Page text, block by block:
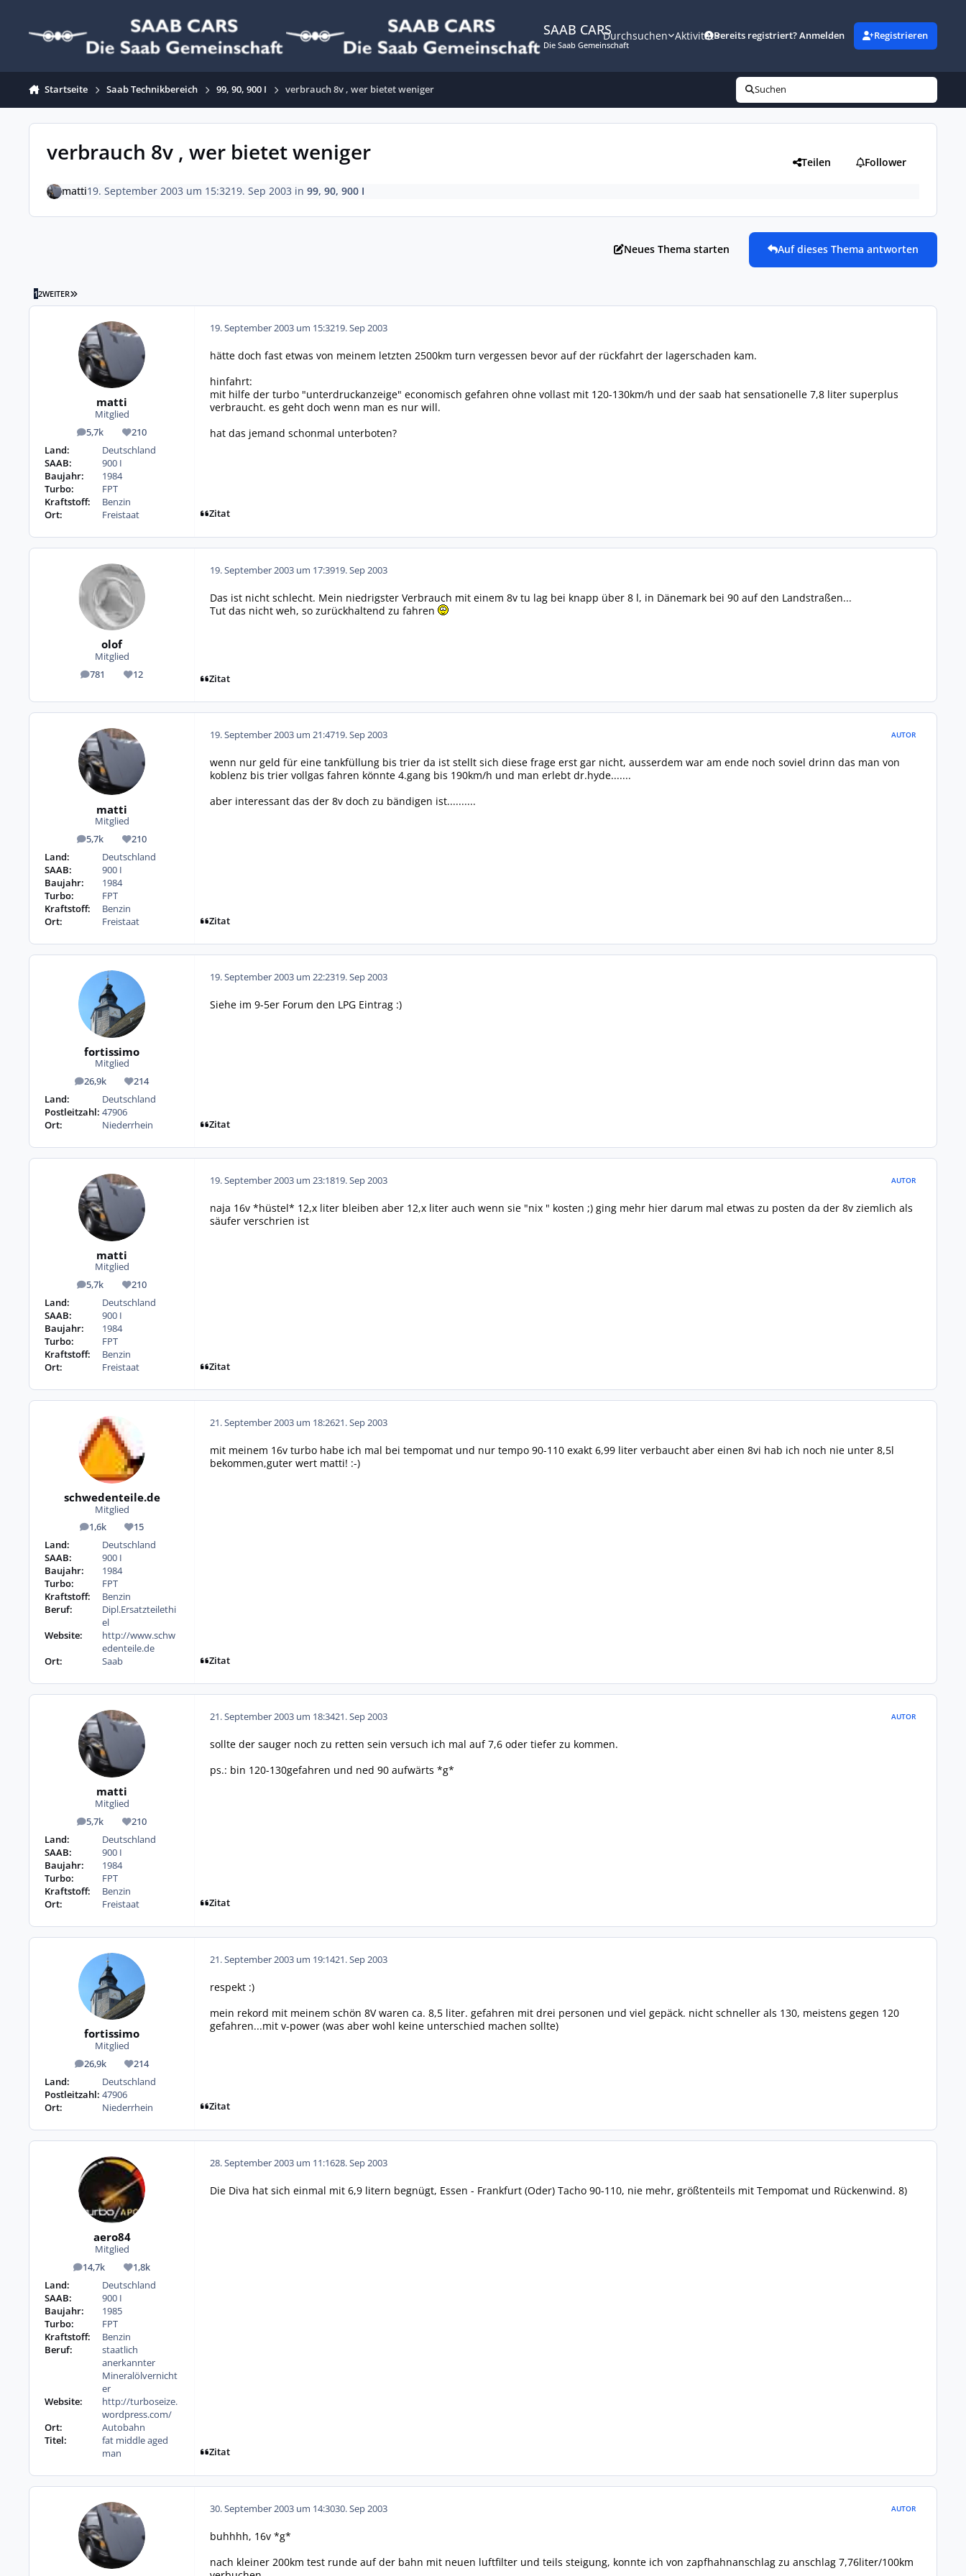
SAAB CARS
Die Saab Gemeinschaft
Durchsuchen AktivitätBereits registriert? Anmelden Registrieren
Startseite Saab Technikbereich 99, 90, 900 I verbrauch 8v , wer bietet weniger Suchen
verbrauch 8v , wer bietet weniger Teilen Follower
matti19. September 2003 um 15:3219. Sep 2003 in 99, 90, 900 I
Neues Thema starten Auf dieses Thema antworten
12WEITER LETZTE SEITE
matti
Mitglied
5,7k
Beiträge 210
Reputation
Land:
Deutschland
SAAB:
900 I
Baujahr:
1984
Turbo:
FPT
Kraftstoff:
Benzin
Ort:
Freistaat
19. September 2003 um 15:3219. Sep 2003
hätte doch fast etwas von meinem letzten 2500km turn vergessen bevor auf der rückfahrt der lagerschaden kam.
hinfahrt:
mit hilfe der turbo "unterdruckanzeige" economisch gefahren ohne vollast mit 120-130km/h und der saab hat sensationelle 7,8 liter superplus
verbraucht. es geht doch wenn man es nur will.
hat das jemand schonmal unterboten?
Zitat
olof
Mitglied
781
Beiträge 12
Reputation
19. September 2003 um 17:3919. Sep 2003
Das ist nicht schlecht. Mein niedrigster Verbrauch mit einem 8v tu lag bei knapp über 8 l, in Dänemark bei 90 auf den Landstraßen...
Tut das nicht weh, so zurückhaltend zu fahren
Zitat
matti
Mitglied
5,7k
Beiträge 210
Reputation
Land:
Deutschland
SAAB:
900 I
Baujahr:
1984
Turbo:
FPT
Kraftstoff:
Benzin
Ort:
Freistaat
19. September 2003 um 21:4719. Sep 2003 AUTOR
wenn nur geld für eine tankfüllung bis trier da ist stellt sich diese frage erst gar nicht, ausserdem war am ende noch soviel drinn das man von
koblenz bis trier vollgas fahren könnte 4.gang bis 190km/h und man erlebt dr.hyde.......
aber interessant das der 8v doch zu bändigen ist..........
Zitat
fortissimo
Mitglied
26,9k
Beiträge 214
Reputation
Land:
Deutschland
Postleitzahl: 47906
Ort:
Niederrhein
19. September 2003 um 22:2319. Sep 2003
Siehe im 9-5er Forum den LPG Eintrag :)
Zitat
matti
Mitglied
5,7k
Beiträge 210
Reputation
Land:
Deutschland
SAAB:
900 I
Baujahr:
1984
Turbo:
FPT
Kraftstoff:
Benzin
Ort:
Freistaat
19. September 2003 um 23:1819. Sep 2003 AUTOR
naja 16v *hüstel* 12,x liter bleiben aber 12,x liter auch wenn sie "nix " kosten ;) ging mehr hier darum mal etwas zu posten da der 8v ziemlich als
säufer verschrien ist
Zitat
schwedenteile.de
Mitglied
1,6k
Beiträge 15
Reputation
Land:
Deutschland
SAAB:
900 I
Baujahr:
1984
Turbo:
FPT
Kraftstoff:
Benzin
Beruf:
Dipl.Ersatzteilethi
el
Website:
http://www.schw
edenteile.de
Ort:
Saab
21. September 2003 um 18:2621. Sep 2003
mit meinem 16v turbo habe ich mal bei tempomat und nur tempo 90-110 exakt 6,99 liter verbaucht aber einen 8vi hab ich noch nie unter 8,5l
bekommen,guter wert matti! :-)
Zitat
matti
Mitglied
5,7k
Beiträge 210
Reputation
Land:
Deutschland
SAAB:
900 I
Baujahr:
1984
Turbo:
FPT
Kraftstoff:
Benzin
Ort:
Freistaat
21. September 2003 um 18:3421. Sep 2003 AUTOR
sollte der sauger noch zu retten sein versuch ich mal auf 7,6 oder tiefer zu kommen.
ps.: bin 120-130gefahren und ned 90 aufwärts *g*
Zitat
fortissimo
Mitglied
26,9k
Beiträge 214
Reputation
Land:
Deutschland
Postleitzahl: 47906
Ort:
Niederrhein
21. September 2003 um 19:1421. Sep 2003
respekt :)
mein rekord mit meinem schön 8V waren ca. 8,5 liter. gefahren mit drei personen und viel gepäck. nicht schneller als 130, meistens gegen 120
gefahren...mit v-power (was aber wohl keine unterschied machen sollte)
Zitat
aero84
Mitglied
14,7k
Beiträge 1,8k
Reputation
Land:
Deutschland
SAAB:
900 I
Baujahr:
1985
Turbo:
FPT
Kraftstoff:
Benzin
Beruf:
staatlich
anerkannter
Mineralölvernicht
er
Website:
http://turboseize.
wordpress.com/
Ort:
Autobahn
Titel:
fat middle aged
man
28. September 2003 um 11:1628. Sep 2003
Die Diva hat sich einmal mit 6,9 litern begnügt, Essen - Frankfurt (Oder) Tacho 90-110, nie mehr, größtenteils mit Tempomat und Rückenwind. 8)
Zitat
30. September 2003 um 14:3030. Sep 2003 AUTOR
buhhhh, 16v *g*
nach kleiner 200km test runde auf der bahn mit neuen luftfilter und teils steigung, konnte ich von zapfhahnanschlag zu anschlag 7,76liter/100km